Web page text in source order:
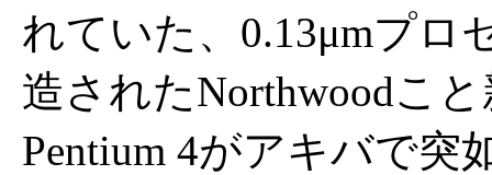
れていた、0.13μmプロ
造されたNorthwoodこ
Pentium 4がアキバで突